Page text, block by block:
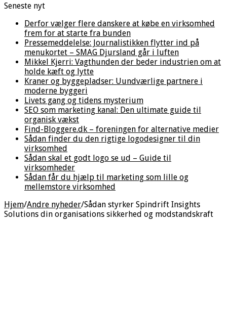
Seneste nyt
Derfor vælger flere danskere at købe en virksomhed
frem for at starte fra bunden
Pressemeddelelse: Journalistikken flytter ind på
menukortet – SMAG Djursland går i luften
Mikkel Kjerri: Vagthunden der beder industrien om at
holde kæft og lytte
Kraner og byggepladser: Uundværlige partnere i
moderne byggeri
Livets gang og tidens mysterium
SEO som marketing kanal: Den ultimate guide til
organisk vækst
Find-Bloggere.dk – foreningen for alternative medier
Sådan finder du den rigtige logodesigner til din
virksomhed
Sådan skal et godt logo se ud – Guide til
virksomheder
Sådan får du hjælp til marketing som lille og
mellemstore virksomhed
Hjem/Andre nyheder/Sådan styrker Spindrift Insights
Solutions din organisations sikkerhed og modstandskraft